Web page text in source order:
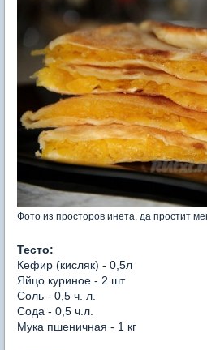
Фото из просторов инета, да простит
Тесто:
Кефир (кисляк) - 0,5л
Яйцо куриное - 2 шт
Соль - 0,5 ч. л.
Сода - 0,5 ч.л.
Мука пшеничная - 1 кг